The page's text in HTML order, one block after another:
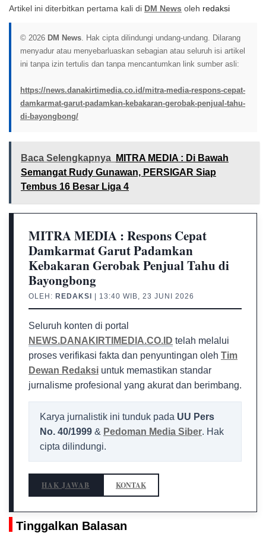
Artikel ini diterbitkan pertama kali di DM News oleh redaksi
© 2026 DM News. Hak cipta dilindungi undang-undang. Dilarang
menyadur atau menyebarluaskan sebagian atau seluruh isi artikel
ini tanpa izin tertulis dan tanpa mencantumkan link sumber asli:
https://news.danakirtimedia.co.id/mitra-media-respons-cepat-
damkarmat-garut-padamkan-kebakaran-gerobak-penjual-tahu-
di-bayongbong/
Baca Selengkapnya
MITRA MEDIA : Di Bawah
Semangat Rudy Gunawan, PERSIGAR Siap
Tembus 16 Besar Liga 4
MITRA MEDIA : Respons Cepat
Damkarmat Garut Padamkan
Kebakaran Gerobak Penjual Tahu di
Bayongbong
OLEH: REDAKSI | 13:40 WIB, 23 JUNI 2026
Seluruh konten di portal
NEWS.DANAKIRTIMEDIA.CO.ID telah melalui
proses verifikasi fakta dan penyuntingan oleh Tim
Dewan Redaksi untuk memastikan standar
jurnalisme profesional yang akurat dan berimbang.
Karya jurnalistik ini tunduk pada UU Pers
No. 40/1999 & Pedoman Media Siber. Hak
cipta dilindungi.
HAK JAWAB KONTAK
Tinggalkan Balasan